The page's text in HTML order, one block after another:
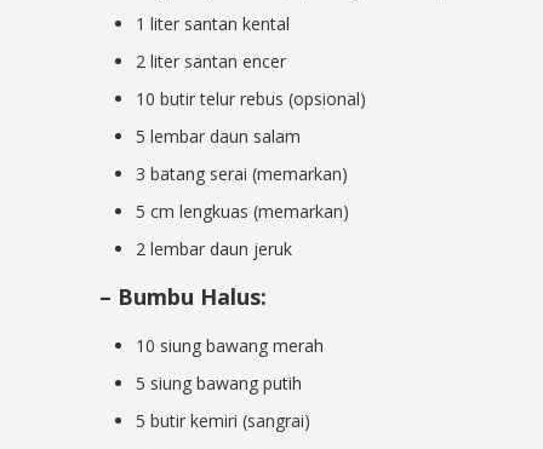
1 liter santan kental
2 liter santan encer
10 butir telur rebus (opsional)
5 lembar daun salam
3 batang serai (memarkan)
5 cm lengkuas (memarkan)
2 lembar daun jeruk
– Bumbu Halus:
10 siung bawang merah
5 siung bawang putih
5 butir kemiri (sangrai)